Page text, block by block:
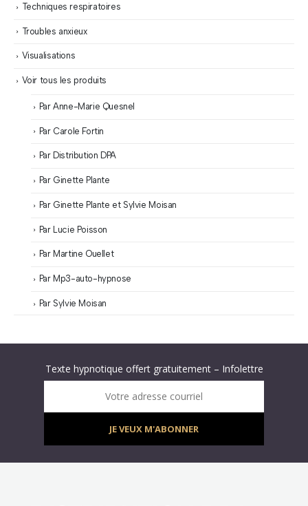
Techniques respiratoires
Troubles anxieux
Visualisations
Voir tous les produits
Par Anne-Marie Quesnel
Par Carole Fortin
Par Distribution DPA
Par Ginette Plante
Par Ginette Plante et Sylvie Moisan
Par Lucie Poisson
Par Martine Ouellet
Par Mp3-auto-hypnose
Par Sylvie Moisan
Texte hypnotique offert gratuitement – Infolettre
Infolettre : obtenez un MP3 d’hypnose gratuit !
Votre adresse courriel
JE VEUX M'ABONNER